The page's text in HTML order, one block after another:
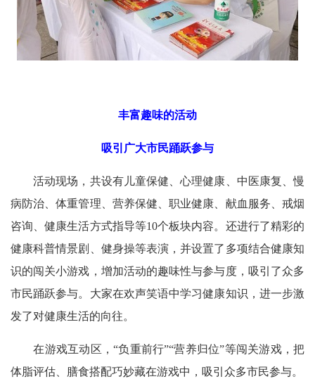
丰富趣味的活动
吸引广大市民踊跃参与
活动现场，共设有儿童保健、心理健康、中医康复、慢
病防治、体重管理、营养保健、职业健康、献血服务、戒烟
咨询、健康生活方式指导等10个板块内容。还进行了精彩的
健康科普情景剧、健身操等表演，并设置了多项结合健康知
识的闯关小游戏，增加活动的趣味性与参与度，吸引了众多
市民踊跃参与。大家在欢声笑语中学习健康知识，进一步激
发了对健康生活的向往。
在游戏互动区，“负重前行”“营养归位”等闯关游戏，把
体脂评估、膳食搭配巧妙藏在游戏中，吸引众多市民参与。